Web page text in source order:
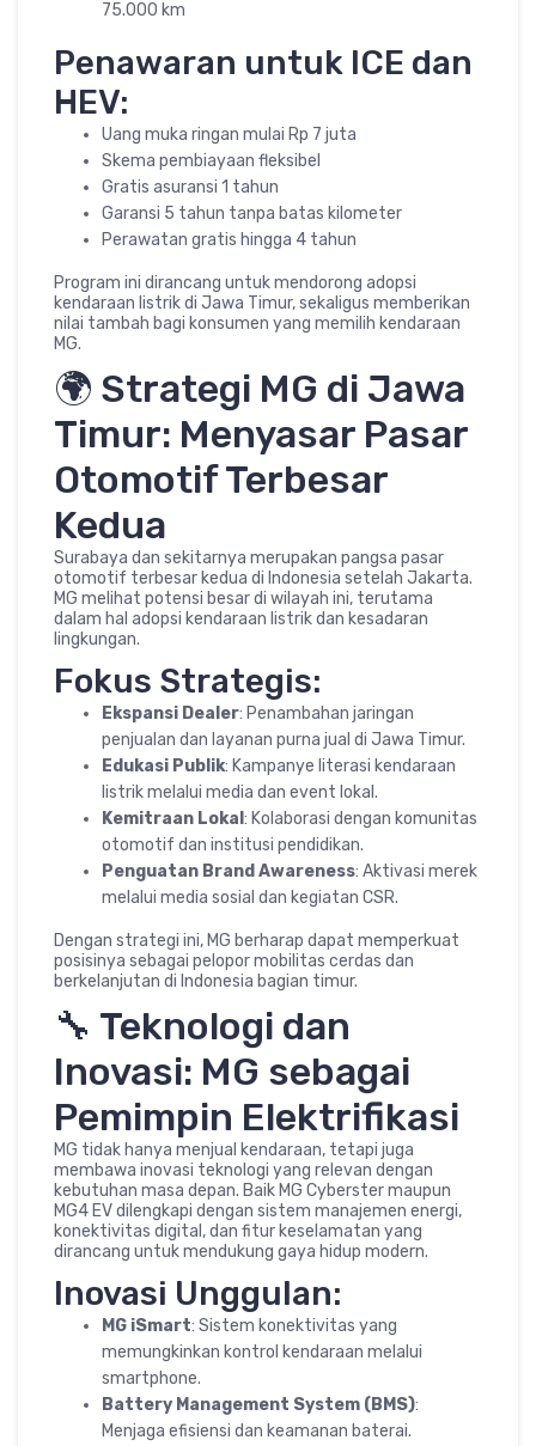
75.000 km
Penawaran untuk ICE dan
HEV:
Uang muka ringan mulai Rp 7 juta
Skema pembiayaan fleksibel
Gratis asuransi 1 tahun
Garansi 5 tahun tanpa batas kilometer
Perawatan gratis hingga 4 tahun
Program ini dirancang untuk mendorong adopsi
kendaraan listrik di Jawa Timur, sekaligus memberikan
nilai tambah bagi konsumen yang memilih kendaraan
MG.
🌍 Strategi MG di Jawa
Timur: Menyasar Pasar
Otomotif Terbesar
Kedua
Surabaya dan sekitarnya merupakan pangsa pasar
otomotif terbesar kedua di Indonesia setelah Jakarta.
MG melihat potensi besar di wilayah ini, terutama
dalam hal adopsi kendaraan listrik dan kesadaran
lingkungan.
Fokus Strategis:
Ekspansi Dealer: Penambahan jaringan
penjualan dan layanan purna jual di Jawa Timur.
Edukasi Publik: Kampanye literasi kendaraan
listrik melalui media dan event lokal.
Kemitraan Lokal : Kolaborasi dengan komunitas
otomotif dan institusi pendidikan.
Penguatan Brand Awareness: Aktivasi merek
melalui media sosial dan kegiatan CSR.
Dengan strategi ini, MG berharap dapat memperkuat
posisinya sebagai pelopor mobilitas cerdas dan
berkelanjutan di Indonesia bagian timur.
🔧 Teknologi dan
Inovasi: MG sebagai
Pemimpin Elektrifikasi
MG tidak hanya menjual kendaraan, tetapi juga
membawa inovasi teknologi yang relevan dengan
kebutuhan masa depan. Baik MG Cyberster maupun
MG4 EV dilengkapi dengan sistem manajemen energi,
konektivitas digital, dan fitur keselamatan yang
dirancang untuk mendukung gaya hidup modern.
Inovasi Unggulan:
MG iSmart: Sistem konektivitas yang
memungkinkan kontrol kendaraan melalui
smartphone.
Battery Management System (BMS):
Menjaga efisiensi dan keamanan baterai.